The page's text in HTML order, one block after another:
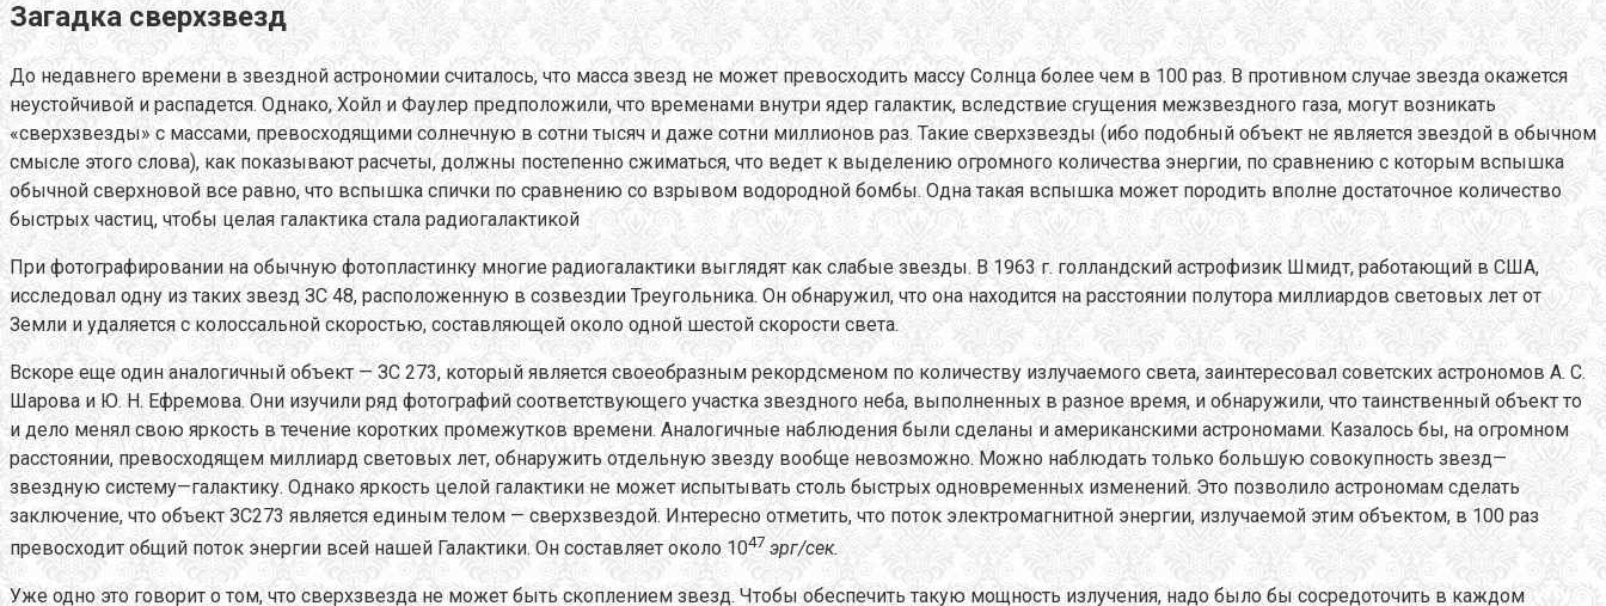
Загадка сверхзвезд
До недавнего времени в звездной астрономии считалось, что масса звезд не может превосходить массу Солнца более чем в 100 раз. В противном случае звезда окажется
неустойчивой и распадется. Однако, Хойл и Фаулер предположили, что временами внутри ядер галактик, вследствие сгущения межзвездного газа, могут возникать
«сверхзвезды» с массами, превосходящими солнечную в сотни тысяч и даже сотни миллионов раз. Такие сверхзвезды (ибо подобный объект не является звездой в обычном
смысле этого слова), как показывают расчеты, должны постепенно сжиматься, что ведет к выделению огромного количества энергии, по сравнению с которым вспышка
обычной сверхновой все равно, что вспышка спички по сравнению со взрывом водородной бомбы. Одна такая вспышка может породить вполне достаточное количество
быстрых частиц, чтобы целая галактика стала радиогалактикой
При фотографировании на обычную фотопластинку многие радиогалактики выглядят как слабые звезды. В 1963 г. голландский астрофизик Шмидт, работающий в США,
исследовал одну из таких звезд ЗС 48, расположенную в созвездии Треугольника. Он обнаружил, что она находится на расстоянии полутора миллиардов световых лет от
Земли и удаляется с колоссальной скоростью, составляющей около одной шестой скорости света.
Вскоре еще один аналогичный объект — ЗС 273, который является своеобразным рекордсменом по количеству излучаемого света, заинтересовал советских астрономов А. С.
Шарова и Ю. Н. Ефремова. Они изучили ряд фотографий соответствующего участка звездного неба, выполненных в разное время, и обнаружили, что таинственный объект то
и дело менял свою яркость в течение коротких промежутков времени. Аналогичные наблюдения были сделаны и американскими астрономами. Казалось бы, на огромном
расстоянии, превосходящем миллиард световых лет, обнаружить отдельную звезду вообще невозможно. Можно наблюдать только большую совокупность звезд—
звездную систему—галактику. Однако яркость целой галактики не может испытывать столь быстрых одновременных изменений. Это позволило астрономам сделать
заключение, что объект ЗС273 является единым телом — сверхзвездой. Интересно отметить, что поток электромагнитной энергии, излучаемой этим объектом, в 100 раз
превосходит общий поток энергии всей нашей Галактики. Он составляет около 1047 эрг/сек.
Уже одно это говорит о том, что сверхзвезда не может быть скоплением звезд. Чтобы обеспечить такую мощность излучения, надо было бы сосредоточить в каждом